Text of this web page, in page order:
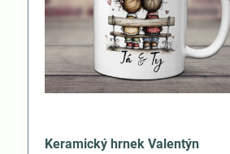
Keramický hrnek Valentýn